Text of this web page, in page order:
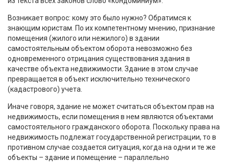
Возникает вопрос: кому это было нужно? Обратимся к
знающим юристам. По их компетентному мнению, признание
помещения (жилого или нежилого) в здании
самостоятельным объектом оборота невозможно без
одновременного отрицания существования здания в
качестве объекта недвижимости. Здание в этом случае
превращается в объект исключительно технического
(кадастрового) учета.
Иначе говоря, здание не может считаться объектом прав на
недвижимость, если помещения в нем являются объектами
самостоятельного гражданского оборота. Поскольку права на
недвижимость подлежат государственной регистрации, то в
противном случае создается ситуация, когда на одни и те же
объекты – здание и помещение – параллельно